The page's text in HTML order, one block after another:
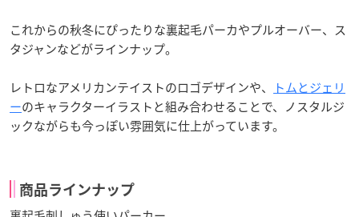
これからの秋冬にぴったりな裏起毛パーカやプルオーバー、ス
タジャンなどがラインナップ。
レトロなアメリカンテイストのロゴデザインや、
トムとジェリ
ーのキャラクターイラストと組み合わせることで、ノスタルジ
ックながらも今っぽい雰囲気に仕上がっています。
商品ラインナップ